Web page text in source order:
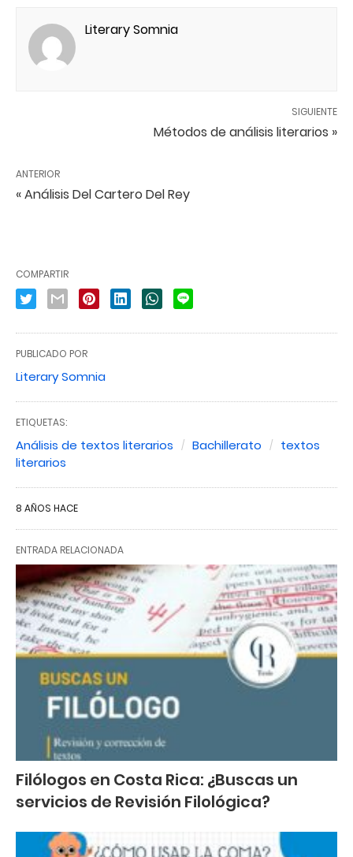
Literary Somnia
SIGUIENTE
Métodos de análisis literarios »
ANTERIOR
« Análisis Del Cartero Del Rey
COMPARTIR
PUBLICADO POR
Literary Somnia
ETIQUETAS:
Análisis de textos literarios Bachillerato
textos
literarios
8 AÑOS HACE
ENTRADA RELACIONADA
Filólogos en Costa Rica: ¿Buscas un
servicios de Revisión Filológica?